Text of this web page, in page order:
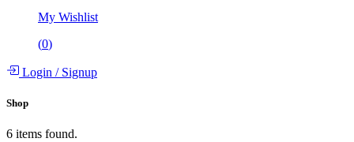
My Wishlist
(0)
Login /Signup
Shop
6 items found.